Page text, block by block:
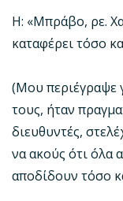
Η: «Μπράβο, ρε.
καταφέρει τόσο
(Μου περιέγραψε
τους, ήταν
διευθυντές,
να ακούς ότι όλα
αποδίδουν τόσο